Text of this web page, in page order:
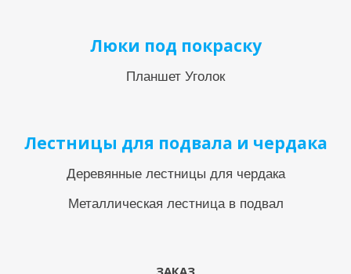
Люки под покраску
Планшет Уголок
Лестницы для подвала и чердака
Деревянные лестницы для чердака
Металлическая лестница в подвал
ЗАКАЗ